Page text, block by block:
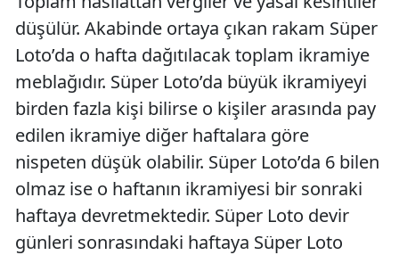
düşülür. Akabinde ortaya çıkan rakam Süper
Loto’da o hafta dağıtılacak toplam ikramiye
meblağıdır. Süper Loto’da büyük ikramiyeyi
birden fazla kişi bilirse o kişiler arasında pay
edilen ikramiye diğer haftalara göre
nispeten düşük olabilir. Süper Loto’da 6 bilen
olmaz ise o haftanın ikramiyesi bir sonraki
haftaya devretmektedir. Süper Loto devir
günleri sonrasındaki haftaya Süper Loto